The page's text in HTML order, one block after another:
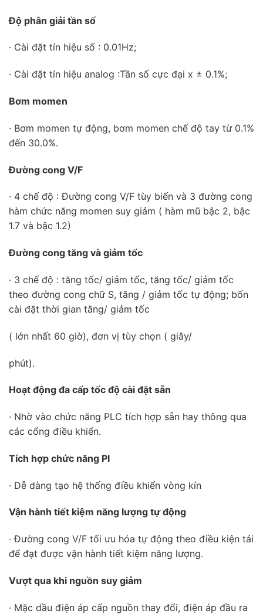
Độ phân giải tần số
· Cài đặt tín hiệu số : 0.01Hz;
· Cài đặt tín hiệu analog :Tần số cực đại x ± 0.1%;
Bơm momen
· Bơm momen tự động, bơm momen chế độ tay từ 0.1%
đến 30.0%.
Đường cong V/F
· 4 chế độ : Đường cong V/F tùy biến và 3 đường cong
hàm chức năng momen suy giảm ( hàm mũ bậc 2, bậc
1.7 và bậc 1.2)
Đường cong tăng và giảm tốc
· 3 chế độ : tăng tốc/ giảm tốc, tăng tốc/ giảm tốc
theo đường cong chữ S, tăng / giảm tốc tự động; bốn
cài đặt thời gian tăng/ giảm tốc
( lớn nhất 60 giờ), đơn vị tùy chọn ( giây/
phút).
Hoạt động đa cấp tốc độ cài đặt sẵn
· Nhờ vào chức năng PLC tích hợp sẵn hay thông qua
các cổng điều khiển.
Tích hợp chức năng PI
· Dễ dàng tạo hệ thống điều khiển vòng kín
Vận hành tiết kiệm năng lượng tự động
· Đường cong V/F tối ưu hóa tự động theo điều kiện tải
để đạt được vận hành tiết kiệm năng lượng.
Vượt qua khi nguồn suy giảm
· Mặc dầu điện áp cấp nguồn thay đổi, điện áp đầu ra